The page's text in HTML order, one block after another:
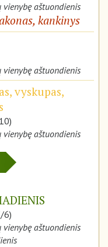
aštuondienis
kankinys
aštuondienis
vyskupas,
aštuondienis
6)
aštuondienis